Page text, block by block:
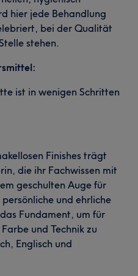
hier jede Behandlung
bei der Qualität
stehen.
ist in wenigen Schritten
Finishes trägt
die ihr Fachwissen mit
geschulten Auge für
und ehrliche
Fundament, um für
und Technik zu
Englisch und